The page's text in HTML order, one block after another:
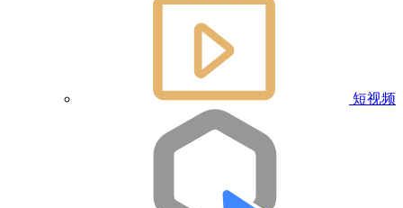
短视频